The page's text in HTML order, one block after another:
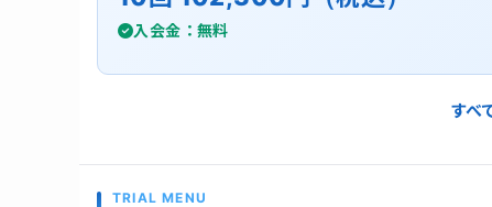
入会金：無料
すべ
TRIAL MENU